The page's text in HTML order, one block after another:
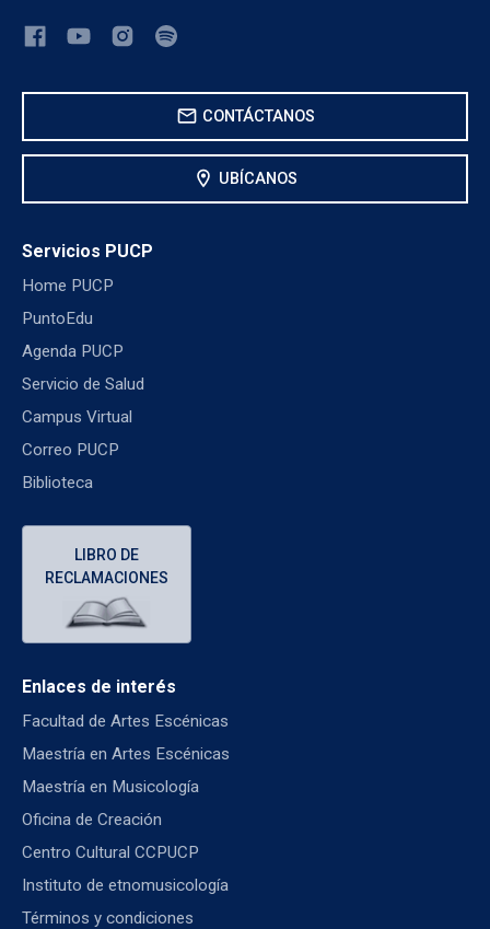
mail CONTÁCTANOS
location_on UBÍCANOS
Servicios PUCP
Home PUCP
PuntoEdu
Agenda PUCP
Servicio de Salud
Campus Virtual
Correo PUCP
Biblioteca
LIBRO DE
RECLAMACIONES
Enlaces de interés
Facultad de Artes Escénicas
Maestría en Artes Escénicas
Maestría en Musicología
Oficina de Creación
Centro Cultural CCPUCP
Instituto de etnomusicología
Términos y condiciones